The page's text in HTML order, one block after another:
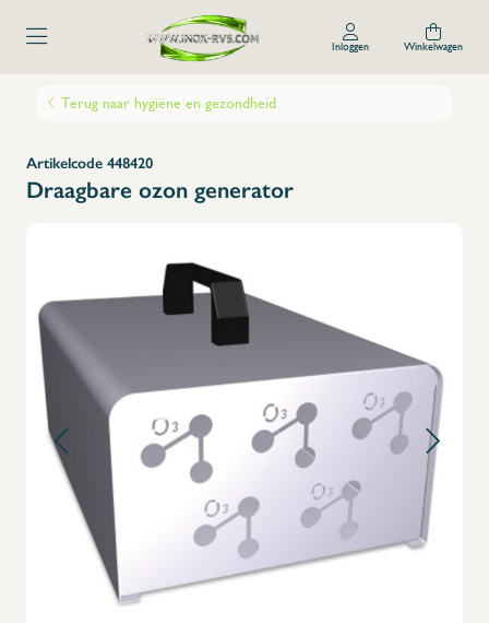
Inloggen Winkelwagen
Terug naar hygiëne en gezondheid
Artikelcode 448420
Draagbare ozon generator